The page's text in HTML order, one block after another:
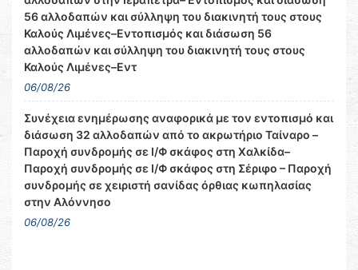
56 αλλοδαπών και σύλληψη του διακινητή τους στους
Καλούς Λιμένες–Εντοπισμός και διάσωση 56
αλλοδαπών και σύλληψη του διακινητή τους στους
Καλούς Λιμένες–Εντ
06/08/26
Συνέχεια ενημέρωσης αναφορικά με τον εντοπισμό και
διάσωση 32 αλλοδαπών από το ακρωτήριο Ταίναρο –
Παροχή συνδρομής σε Ι/Φ σκάφος στη Χαλκίδα–
Παροχή συνδρομής σε Ι/Φ σκάφος στη Σέριφο – Παροχή
συνδρομής σε χειριστή σανίδας όρθιας κωπηλασίας
στην Αλόννησο
06/08/26